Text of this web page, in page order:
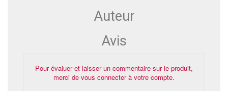
Auteur
Avis
Pour évaluer et laisser un commentaire sur le produit,
merci de vous connecter à votre compte.